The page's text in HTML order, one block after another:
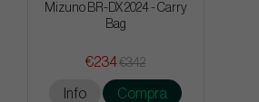
Mizuno BR-DX 2024 - Carry
Bag
€234€342
Info Compra